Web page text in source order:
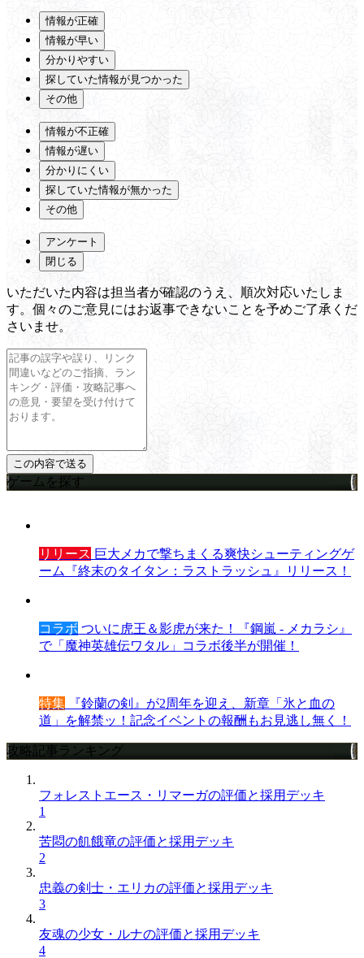
情報が正確
情報が早い
分かりやすい
探していた情報が見つかった
その他
情報が不正確
情報が遅い
分かりにくい
探していた情報が無かった
その他
アンケート
閉じる
いただいた内容は担当者が確認のうえ、順次対応いたしま
す。個々のご意見にはお返事できないことを予めご了承くだ
さいませ。
ゲームを探す
リリース 巨大メカで撃ちまくる爽快シューティングゲ
ーム『終末のタイタン：ラストラッシュ』リリース！
コラボ ついに虎王＆影虎が来た！『鋼嵐 - メカラシ』
で「魔神英雄伝ワタル」コラボ後半が開催！
特集 『鈴蘭の剣』が2周年を迎え、新章「氷と血の
道」を解禁ッ！記念イベントの報酬もお見逃し無く！
攻略記事ランキング
フォレストエース・リマーガの評価と採用デッキ
1
苦悶の飢餓竜の評価と採用デッキ
2
忠義の剣士・エリカの評価と採用デッキ
3
友魂の少女・ルナの評価と採用デッキ
4